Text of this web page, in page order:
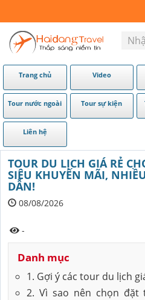
Trang chủ Video
Tour nước ngoài Tour sự kiện
Liên hệ
TOUR DU LỊCH GIÁ RẺ
SIÊU KHUYẾN MÃI,
DẪN!
08/08/2026
-
Danh mục
1. Gợi ý các tour du lịch
2. Vì sao nên chọn